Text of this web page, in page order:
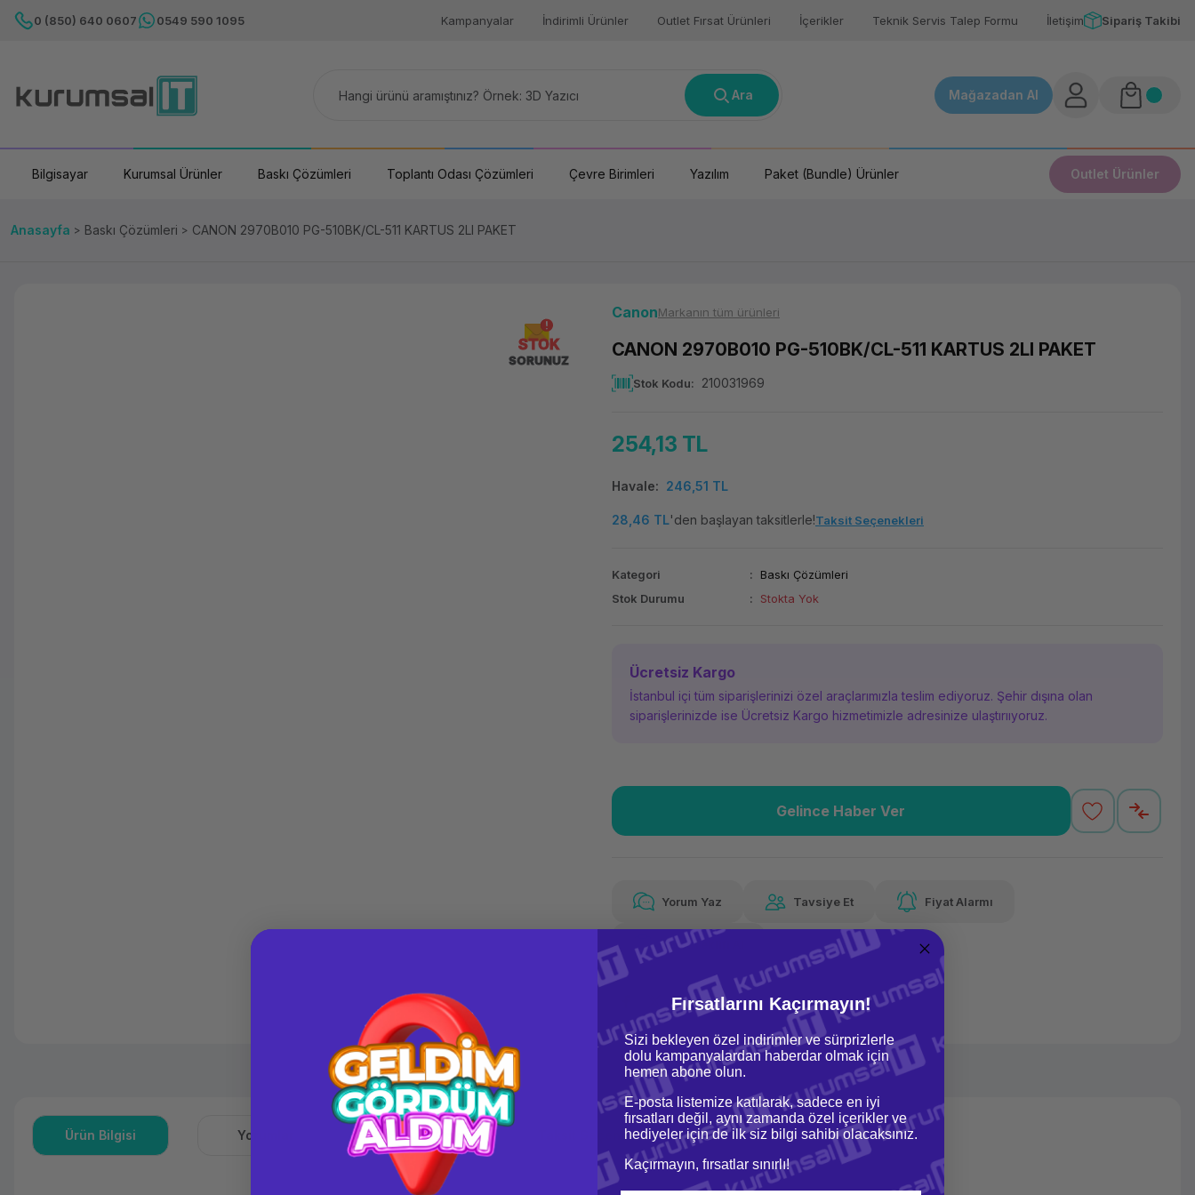
0 (850) 640 0607 0549 590 1095 Kampanyalar İndirimli Ürünler Outlet Fırsat Ürünleri İçerikler Teknik Servis Talep Formu İletişim Sipariş Takibi
Ara Mağazadan Al
Bilgisayar Kurumsal Ürünler Baskı Çözümleri Toplantı Odası Çözümleri Çevre Birimleri Yazılım Paket (Bundle) Ürünler Outlet Ürünler
Anasayfa Baskı Çözümleri CANON 2970B010 PG-510BK/CL-511 KARTUS 2LI PAKET
STOK
SORUNUZ
CanonMarkanın tüm ürünleri
CANON 2970B010 PG-510BK/CL-511 KARTUS 2LI PAKET
Stok Kodu 210031969
254,13 TL
Havale 246,51 TL
28,46 TL'den başlayan taksitlerle!Taksit Seçenekleri
Kategori
Baskı Çözümleri
Stok Durumu
Stokta Yok
Ücretsiz Kargo
İstanbul içi tüm siparişlerinizi özel araçlarımızla teslim ediyoruz. Şehir dışına olan
siparişlerinizde ise Ücretsiz Kargo hizmetimizle adresinize ulaştırııyoruz.
28,46 TL
Aya varan taksit
Havalelerde
Özel indirim fırsatı
Gelince Haber Ver
Yorum Yaz Tavsiye Et Fiyat Alarmı
Fiyat Teklifi Al
Ürün Bilgisi Yorumlar Soru & Cevap Taksit Seçenekleri
Fırsatlarını Kaçırmayın!
Sizi bekleyen özel indirimler ve sürprizlerle
dolu kampanyalardan haberdar olmak için
hemen abone olun.
E-posta listemize katılarak, sadece en iyi
fırsatları değil, aynı zamanda özel içerikler ve
hediyeler için de ilk siz bilgi sahibi olacaksınız.
Kaçırmayın, fırsatlar sınırlı!